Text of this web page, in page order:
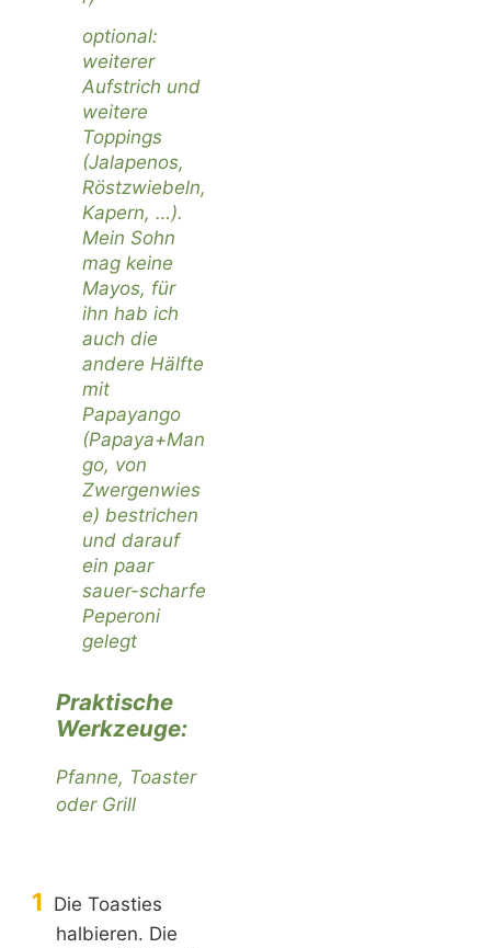
optional:
weiterer
Aufstrich und
weitere
Toppings
(Jalapenos,
Röstzwiebeln,
Kapern, …).
Mein Sohn
mag keine
Mayos, für
ihn hab ich
auch die
andere Hälfte
mit
Papayango
(Papaya+Man
go, von
Zwergenwies
e) bestrichen
und darauf
ein paar
sauer-scharfe
Peperoni
gelegt
Praktische
Werkzeuge:
Pfanne, Toaster
oder Grill
Die Toasties
halbieren. Die